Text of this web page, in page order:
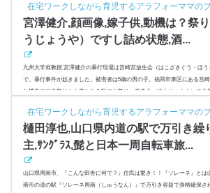
や、岸田今日子さんとの関係、ウルトラマンとかつらについても調べてみ
sbygoogle...
在宅ワークしながら育児するアラフォーママの
宮澤健介,顔画像,嫁子供,動機は？祭
うじょうや）ですし詰め状態,酒...
九州大学准教授,宮澤健介の暴行現場は筥崎宮放生会（はこざきぐう・ほ
で、暴行事件が起きました。被害者は5歳の男の子。福岡市東区にある筥
た博多の三大祭りとも言われる秋のお祭り、放生会（ほうじょうえ）の会
え）はどんなお祭り？ (adsbygoogle = window.adsbygoogle || ).push({
在宅ワークしながら育児するアラフォーママの
樋田淳也,山口県内道の駅で万引き繰
主,ｻﾝｸﾞﾗｽ,髭と日本一周自転車旅...
山口県周南市、『こんな田舎に何で？』住民は驚き！！『ソレーネ』とは
南市の道の駅『ソレーネ周南（しゅうなん）』で万引き容疑で身柄確保さ